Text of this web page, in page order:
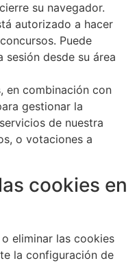
su navegador.
autorizado a hacer
Puede
desde su área
en combinación con
gestionar la
de nuestra
o votaciones a
cookies en
eliminar las cookies
la configuración de